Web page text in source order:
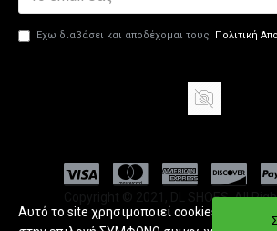
Έχω διαβάσει και αποδέχομαι τους Πολιτική
Copyright © 2021, DL SHOES, All
Αυτό το site χρησιμοποιεί cookies. Εφόσον